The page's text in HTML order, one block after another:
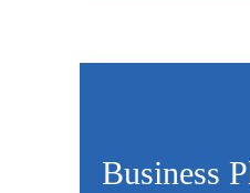
Business